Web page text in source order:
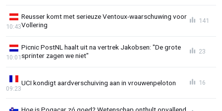
Reusser komt met serieuze Ventoux-waarschuwing voor
Vollering
10:43
141
Picnic PostNL haalt uit na vertrek Jakobsen: "De grote
sprinter zagen we niet"
10:01
23
UCI kondigt aardverschuiving aan in vrouwenpeloton
09:23
16
Hoe is Pogacar zó goed? Wetenschap onthult opvallend